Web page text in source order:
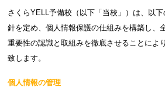
さくらYELL予備校（以下「当校」）は、以
針を定め、個人情報保護の仕組みを構築し、
重要性の認識と取組みを徹底させることによ
致します。
個人情報の管理